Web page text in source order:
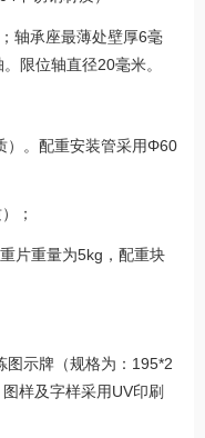
轴承座最薄处壁厚6毫
限位轴直径20毫米。
）。配重安装管采用Φ60
；
片重量为5kg，配重块
图示牌（规格为：195*2
样及字样采用UV印刷